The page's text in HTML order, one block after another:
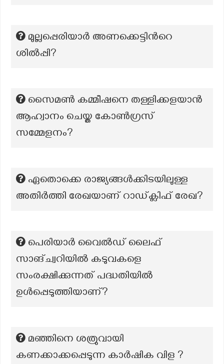
മുല്ലപ്പെരിയാര്‍ അണക്കെട്ടിന്‍റെ
ശില്‍പ്പി?
സൈമൺ കമ്മീഷനെ തള്ളിക്കളയാൻ
ആഹ്വാനം ചെയ്ത കോൺഗ്രസ്
സമ്മേളനം?
ഏതൊക്കെ രാജ്യങ്ങൾക്കിടയിലുള്ള
അതിർത്തി രേഖയാണ് റാഡ്ക്ലിഫ് രേഖ?
പെരിയാർ വൈൽഡ് ലൈഫ്
സാങ്ച്വറിയിൽ കടുവകളെ
സംരക്ഷിക്കുന്നത് പദ്ധതിയിൽ
ഉൾപ്പെടുത്തിയാണ്?
മഞ്ഞിനെ ശത്രുവായി
കണക്കാക്കപ്പെടുന്ന കാർഷിക വിള ?